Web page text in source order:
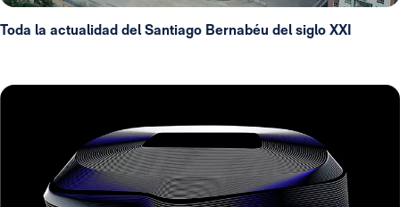
Toda la actualidad del Santiago Bernabéu del siglo XXI